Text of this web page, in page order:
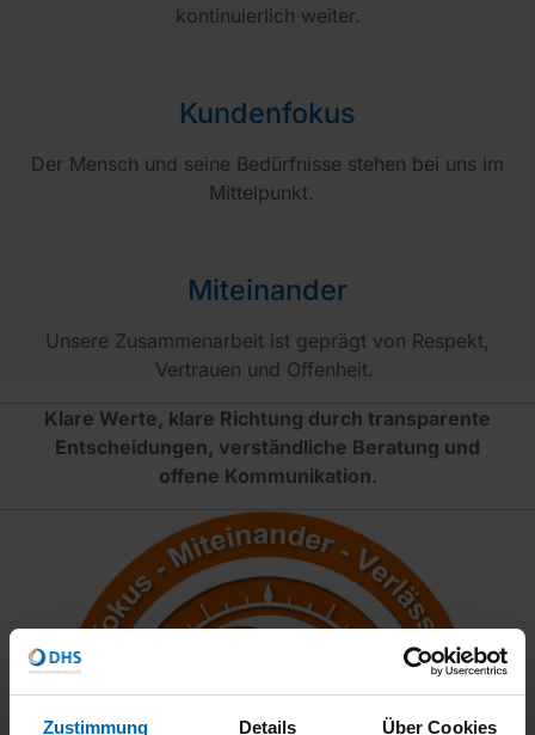
Zustimmung Details Über Cookies
kontinuierlich weiter.
Kundenfokus
Der Mensch und seine Bedürfnisse stehen bei uns im
Mittelpunkt.
Miteinander
Unsere Zusammenarbeit ist geprägt von Respekt,
Vertrauen und Offenheit.
Klare Werte, klare Richtung durch transparente
Entscheidungen, verständliche Beratung und
offene Kommunikation.